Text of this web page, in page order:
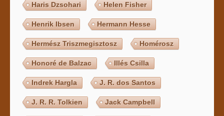
Haris Dzsohari Helen Fisher
Henrik Ibsen Hermann Hesse
Hermész Triszmegisztosz Homérosz
Honoré de Balzac Illés Csilla
Indrek Hargla J. R. dos Santos
J. R. R. Tolkien Jack Campbell